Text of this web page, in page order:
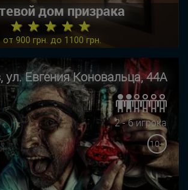
дом призрака
★ ★ ★ ★ ★
от 900 грн. до 1100 грн.
ул. Евгения Коновальца, 44А
2 - 6 игрока
10+